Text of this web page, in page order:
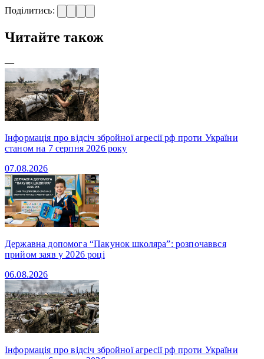
Поділитись:
Читайте також
—
Інформація про відсіч збройної агресії рф проти України
станом на 7 серпня 2026 року
07.08.2026
Державна допомога “Пакунок школяра”: розпочаввся
прийом заяв у 2026 році
06.08.2026
Інформація про відсіч збройної агресії рф проти України